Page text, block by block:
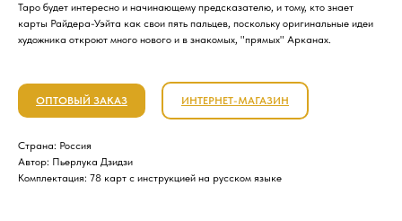
Таро будет интересно и начинающему предсказателю, и тому, кто знает
карты Райдера-Уэйта как свои пять пальцев, поскольку оригинальные идеи
художника откроют много нового и в знакомых, "прямых" Арканах.
ОПТОВЫЙ ЗАКАЗ ИНТЕРНЕТ-МАГАЗИН
Страна: Россия
Автор: Пьерлука Дзидзи
Комплектация: 78 карт с инструкцией на русском языке